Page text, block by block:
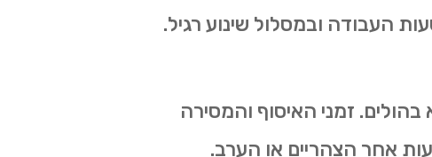
העבודה ובמסלול שינוע רגיל.
זמני האיסוף והמסירה
אחר הצהריים או הערב.